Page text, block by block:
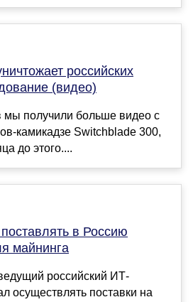
российских
(видео)
мы получили больше видео с
камикадзе Switchblade 300,
до этого....
в Россию
майнинга
российский ИТ-
осуществлять поставки на